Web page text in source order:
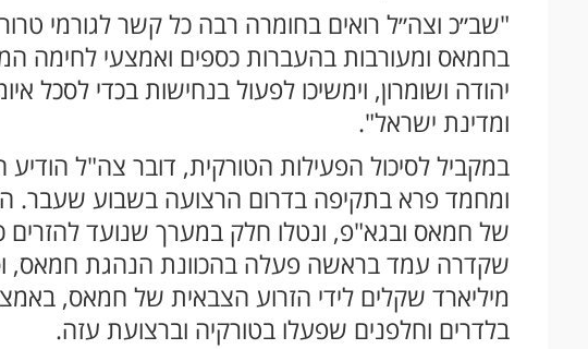
"שב״כ וצה״ל רואים בחומרה רבה כל קשר לגורמי
בחמאס ומעורבות בהעברות כספים ואמצעי לחימה
יהודה ושומרון, וימשיכו לפעול בנחישות בכדי לסכל
ומדינת ישראל".
במקביל לסיכול הפעילות הטורקית, דובר צה"ל
ומחמד פרא בתקיפה בדרום הרצועה בשבוע שעבר.
של חמאס ובגא"פ, ונטלו חלק במערך שנועד
שקדרה עמד בראשה פעלה בהכוונת הנהגת חמאס,
מיליארד שקלים לידי הזרוע הצבאית של חמאס,
בלדרים וחלפנים שפעלו בטורקיה וברצועת עזה.